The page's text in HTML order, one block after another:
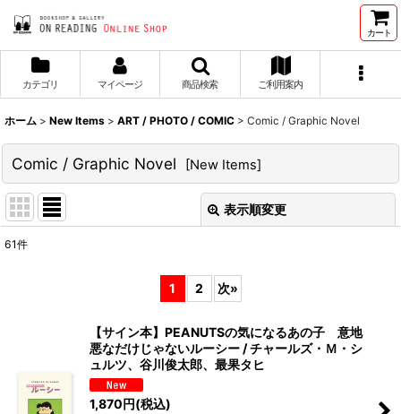
カート
カテゴリ マイページ 商品検索 ご利用案内
ホーム > New Items > ART / PHOTO / COMIC > Comic / Graphic Novel
Comic / Graphic Novel [New Items]
表示順変更
絞り込む
61件
1 2 次»
【サイン本】PEANUTSの気になるあの子 意地
悪なだけじゃないルーシー / チャールズ・Ｍ・シ
ュルツ、谷川俊太郎、最果タヒ
1,870円(税込)